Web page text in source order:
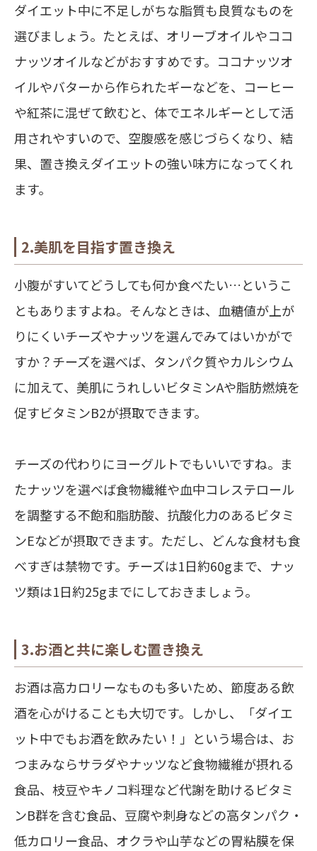
ダイエット中に不足しがちな脂質も良質なものを
選びましょう。たとえば、オリーブオイルやココ
ナッツオイルなどがおすすめです。ココナッツオ
イルやバターから作られたギーなどを、コーヒー
や紅茶に混ぜて飲むと、体でエネルギーとして活
用されやすいので、空腹感を感じづらくなり、結
果、置き換えダイエットの強い味方になってくれ
ます。
2.美肌を目指す置き換え
小腹がすいてどうしても何か食べたい…というこ
ともありますよね。そんなときは、血糖値が上が
りにくいチーズやナッツを選んでみてはいかがで
すか？チーズを選べば、タンパク質やカルシウム
に加えて、美肌にうれしいビタミンAや脂肪燃焼を
促すビタミンB2が摂取できます。
チーズの代わりにヨーグルトでもいいですね。ま
たナッツを選べば食物繊維や血中コレステロール
を調整する不飽和脂肪酸、抗酸化力のあるビタミ
ンEなどが摂取できます。ただし、どんな食材も食
べすぎは禁物です。チーズは1日約60gまで、ナッ
ツ類は1日約25gまでにしておきましょう。
3.お酒と共に楽しむ置き換え
お酒は高カロリーなものも多いため、節度ある飲
酒を心がけることも大切です。しかし、「ダイエ
ット中でもお酒を飲みたい！」という場合は、お
つまみならサラダやナッツなど食物繊維が摂れる
食品、枝豆やキノコ料理など代謝を助けるビタミ
ンB群を含む食品、豆腐や刺身などの高タンパク・
低カロリー食品、オクラや山芋などの胃粘膜を保